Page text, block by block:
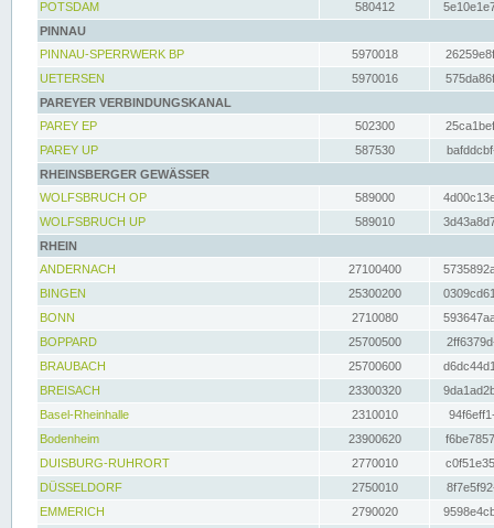
POTSDAM
580412
PINNAU
PINNAU-SPERRWERK BP
5970018
UETERSEN
5970016
PAREYER VERBINDUNGSKANAL
PAREY EP
502300
PAREY UP
587530
RHEINSBERGER GEWÄSSER
WOLFSBRUCH OP
589000
WOLFSBRUCH UP
589010
RHEIN
ANDERNACH
27100400
BINGEN
25300200
BONN
2710080
BOPPARD
25700500
BRAUBACH
25700600
BREISACH
23300320
Basel-Rheinhalle
2310010
Bodenheim
23900620
DUISBURG-RUHRORT
2770010
DÜSSELDORF
2750010
EMMERICH
2790020